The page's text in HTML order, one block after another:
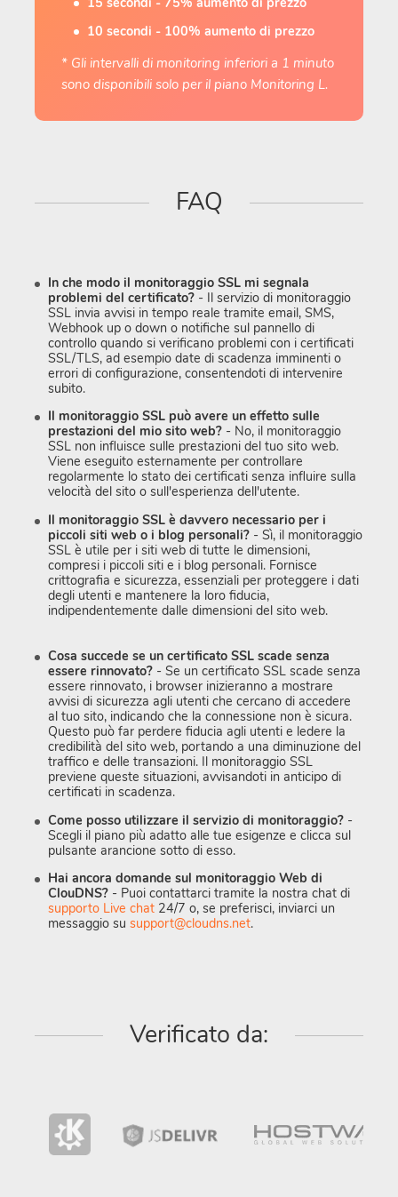
10 secondi - 100% aumento di prezzo
* Gli intervalli di monitoring inferiori a 1 minuto
sono disponibili solo per il piano Monitoring L.
FAQ
In che modo il monitoraggio SSL mi segnala
problemi del certificato? - Il servizio di monitoraggio
SSL invia avvisi in tempo reale tramite email, SMS,
Webhook up o down o notifiche sul pannello di
controllo quando si verificano problemi con i certificati
SSL/TLS, ad esempio date di scadenza imminenti o
errori di configurazione, consentendoti di intervenire
subito.
Il monitoraggio SSL può avere un effetto sulle
prestazioni del mio sito web? - No, il monitoraggio
SSL non influisce sulle prestazioni del tuo sito web.
Viene eseguito esternamente per controllare
regolarmente lo stato dei certificati senza influire sulla
velocità del sito o sull'esperienza dell'utente.
Il monitoraggio SSL è davvero necessario per i
piccoli siti web o i blog personali? - Sì, il monitoraggio
SSL è utile per i siti web di tutte le dimensioni,
compresi i piccoli siti e i blog personali. Fornisce
crittografia e sicurezza, essenziali per proteggere i dati
degli utenti e mantenere la loro fiducia,
indipendentemente dalle dimensioni del sito web.
Cosa succede se un certificato SSL scade senza
essere rinnovato? - Se un certificato SSL scade senza
essere rinnovato, i browser inizieranno a mostrare
avvisi di sicurezza agli utenti che cercano di accedere
al tuo sito, indicando che la connessione non è sicura.
Questo può far perdere fiducia agli utenti e ledere la
credibilità del sito web, portando a una diminuzione del
traffico e delle transazioni. Il monitoraggio SSL
previene queste situazioni, avvisandoti in anticipo di
certificati in scadenza.
Come posso utilizzare il servizio di monitoraggio? -
Scegli il piano più adatto alle tue esigenze e clicca sul
pulsante arancione sotto di esso.
Hai ancora domande sul monitoraggio Web di
ClouDNS? - Puoi contattarci tramite la nostra chat di
supporto Live chat 24/7 o, se preferisci, inviarci un
messaggio su support@cloudns.net.
Verificato da: